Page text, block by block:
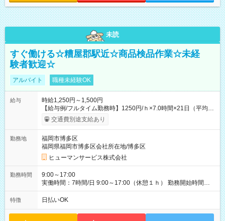
未読
すぐ働ける☆糟屋郡駅近☆商品検品作業☆未経
験者歓迎☆
アルバイト 職種未経験OK
給与
時給1,250円～1,500円
【給与例/フルタイム勤務時】1250円/ｈ×7.0時間×21日（平均
値）=183,750円 別途交通費支給（会社規定有）、残業/休日手当
支給、 フルタイムの募集になりますが、働く日数や時間につい
ど）は、ご希望状況をヒヤリングして調整できることがありま
す。応募時に、ご相談頂きます様お願いします。 ※公共交通機
関、駐車場あり。（粕屋郡） 【試用期間】試用期間なし
交通費別途支給あり
勤務地
福岡市博多区
福岡県福岡市博多区会社所在地/博多区
ヒューマンサービス株式会社
勤務時間
9:00～17:00
実働時間：7時間/日 9:00～17:00（休憩１ｈ） 勤務開始時間等
の調整も受けたまります。 （例：10時から17時 など） お気軽
にご相談・お問い合わせをメールで返信してください。
特徴 日払いOK